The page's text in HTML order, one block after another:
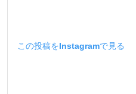
この投稿をInstagramで見る